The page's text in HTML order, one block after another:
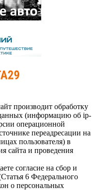
производит обработку
(информацию об ip-
операционной
переадресации на
пользователя) в
сайта и проведения
согласие на сбор и
6 Федерального
о персональных